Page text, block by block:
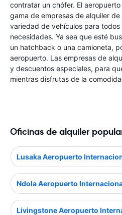
contratar un chófer. El
gama de empresas de alquiler
variedad de vehículos para
necesidades. Ya sea que esté
un hatchback o una camioneta,
aeropuerto. Las empresas de
y descuentos especiales, para
mientras disfrutas de la
Oficinas de alquiler
Lusaka Aeropuerto
Ndola Aeropuerto
Livingstone Aeropuerto